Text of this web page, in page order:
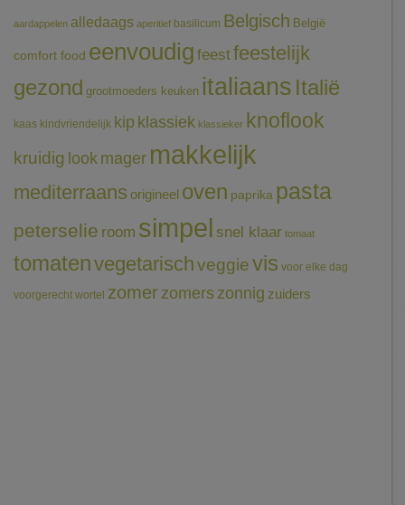
aardappelen alledaags aperitief basilicum Belgisch België
comfort food eenvoudig feestfeestelijk
gezond grootmoeders keuken italiaans Italië
kaas kindvriendelijk kip klassiek klassieker knoflook
kruidig look mager makkelijk
mediterraans origineel oven paprika pasta
peterselie room simpel snel klaar tomaat
tomatenvegetarischveggievis voor elke dag
voorgerecht wortel zomerzomerszonnig zuiders